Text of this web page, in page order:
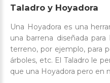
Taladro y Hoyadora
Una Hoyadora es una
una barrena diseñada
terreno, por ejemplo, para
árboles, etc. El Taladro le
que una Hoyadora pero en